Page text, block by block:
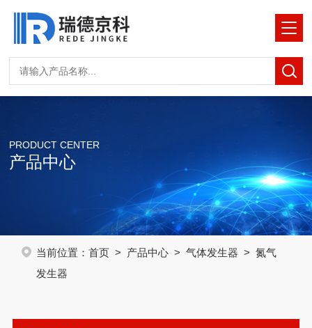
PRODUCT CENTER
产品中心
当前位置： 首页> 产品中心> 气体发生器 > 氮气
发生器